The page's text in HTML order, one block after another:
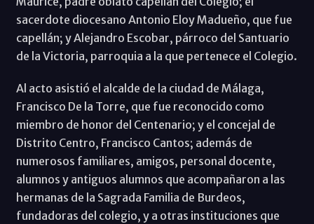
sacerdote diocesano Antonio Eloy Madueño, que fue
capellán; y Alejandro Escobar, párroco del Santuario
de la Victoria, parroquia a la que pertenece el Colegio.
Al acto asistió el alcalde de la ciudad de Málaga,
Francisco De la Torre, que fue reconocido como
miembro de honor del Centenario; y el concejal de
Distrito Centro, Francisco Cantos; además de
numerosos familiares, amigos, personal docente,
alumnos y antiguos alumnos que acompañaron a las
hermanas de la Sagrada Familia de Burdeos,
fundadoras del colegio, y a otras instituciones que